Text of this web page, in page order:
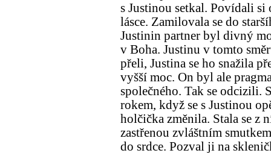
s Justinou setkal. Povídali
lásce. Zamilovala se do
Justinin partner byl divný
v Boha. Justinu v tomto
přeli, Justina se ho snažila
vyšší moc. On byl ale
společného. Tak se odcizili.
rokem, když se s Justinou
holčička změnila. Stala se z
zastřenou zvláštním
do srdce. Pozval ji na